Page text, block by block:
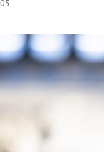
öffnen/schließen